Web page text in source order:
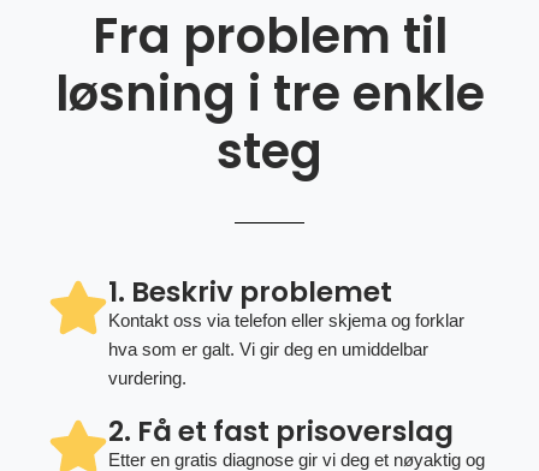
Fra problem til
løsning i tre enkle
steg
1. Beskriv problemet
Kontakt oss via telefon eller skjema og forklar
hva som er galt. Vi gir deg en umiddelbar
vurdering.
2. Få et fast prisoverslag
Etter en gratis diagnose gir vi deg et nøyaktig og